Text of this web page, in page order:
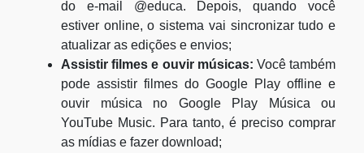
do e-mail @educa. Depois, quando você
estiver online, o sistema vai sincronizar tudo e
atualizar as edições e envios;
Assistir filmes e ouvir músicas: Você também
pode assistir filmes do Google Play offline e
ouvir música no Google Play Música ou
YouTube Music. Para tanto, é preciso comprar
as mídias e fazer download;